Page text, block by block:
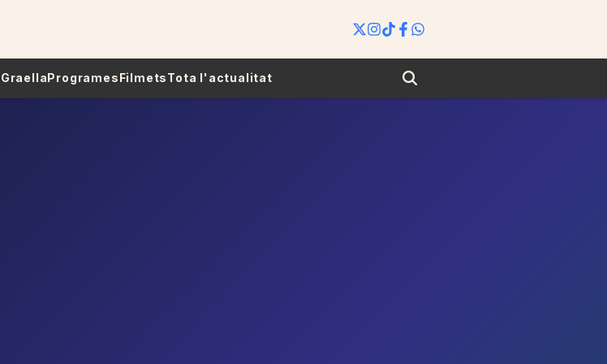
GraellaProgramesFilmetsTota l'actualitat Search